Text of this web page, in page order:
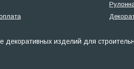
изделий для